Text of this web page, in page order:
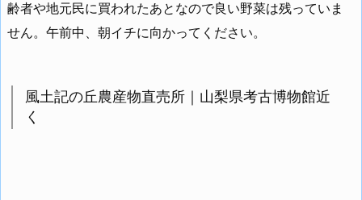
齢者や地元民に買われたあとなので良い野菜は残っていま
せん。午前中、朝イチに向かってください。
風土記の丘農産物直売所｜山梨県考古博物館近
く